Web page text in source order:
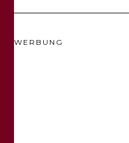
WERBUNG